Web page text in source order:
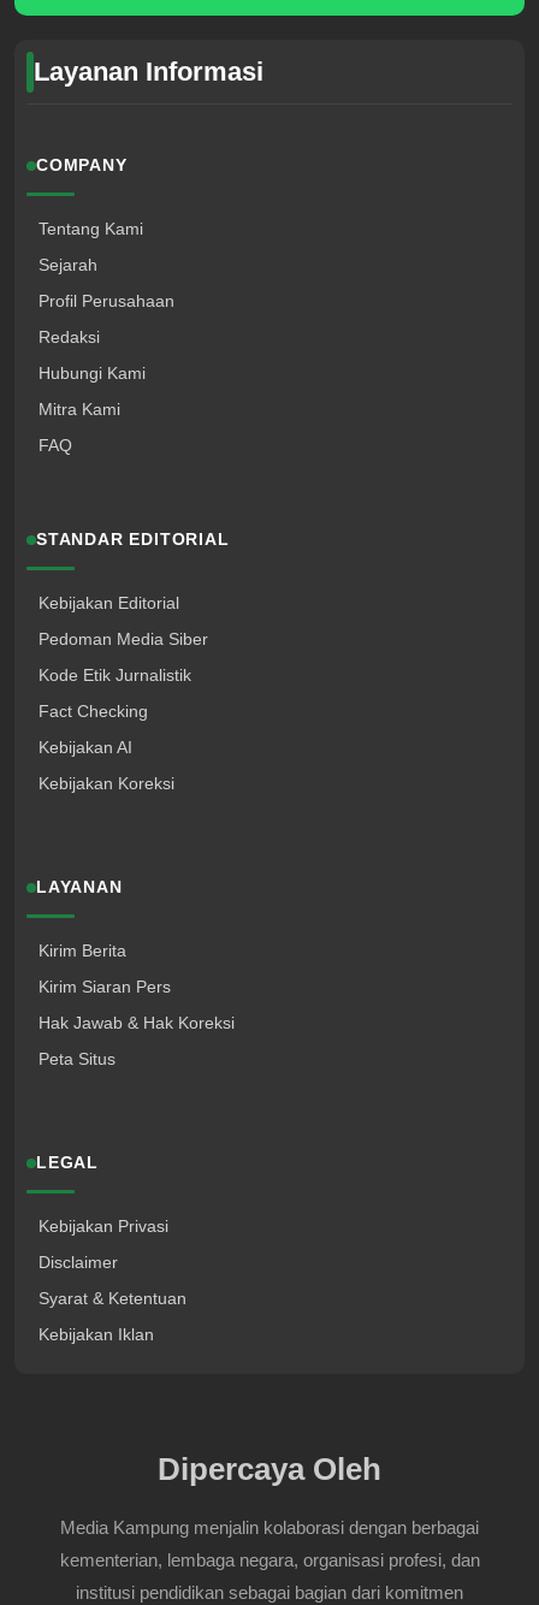
Layanan Informasi
COMPANY
Tentang Kami
Sejarah
Profil Perusahaan
Redaksi
Hubungi Kami
Mitra Kami
FAQ
STANDAR EDITORIAL
Kebijakan Editorial
Pedoman Media Siber
Kode Etik Jurnalistik
Fact Checking
Kebijakan AI
Kebijakan Koreksi
LAYANAN
Kirim Berita
Kirim Siaran Pers
Hak Jawab & Hak Koreksi
Peta Situs
LEGAL
Kebijakan Privasi
Disclaimer
Syarat & Ketentuan
Kebijakan Iklan
Dipercaya Oleh
Media Kampung menjalin kolaborasi dengan berbagai
kementerian, lembaga negara, organisasi profesi, dan
institusi pendidikan sebagai bagian dari komitmen